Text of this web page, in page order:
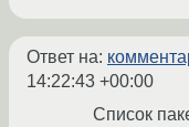
Ответ на:
14:22:43 +00:00
Список